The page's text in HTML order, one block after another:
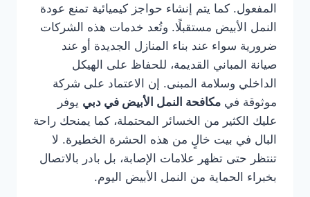
المفعول. كما يتم إنشاء حواجز كيميائية تمنع عودة
النمل الأبيض مستقبلًا. وتُعد خدمات هذه الشركات
ضرورية سواء عند بناء المنازل الجديدة أو عند
صيانة المباني القديمة، للحفاظ على الهيكل
الداخلي وسلامة المبنى. إن الاعتماد على شركة
موثوقة في مكافحة النمل الأبيض في دبي يوفر
عليك الكثير من الخسائر المحتملة، كما يمنحك راحة
البال في بيت خالٍ من هذه الحشرة الخطيرة. لا
تنتظر حتى تظهر علامات الإصابة، بل بادر بالاتصال
بخبراء الحماية من النمل الأبيض اليوم.